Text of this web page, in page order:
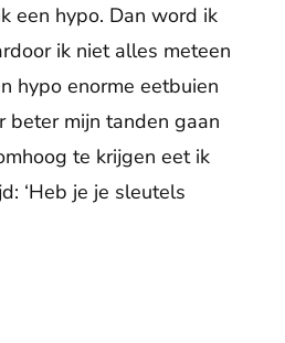
een hypo. Dan word ik
ik niet alles meteen
hypo enorme eetbuien
beter mijn tanden gaan
te krijgen eet ik
‘Heb je je sleutels